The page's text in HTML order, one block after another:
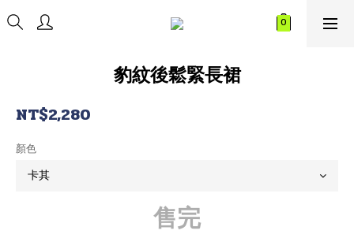
豹紋後鬆緊長裙
NT$2,280
顏色
售完